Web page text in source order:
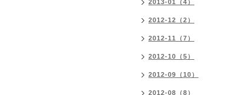
2013-01（4）
2012-12（2）
2012-11（7）
2012-10（5）
2012-09（10）
2012-08（8）